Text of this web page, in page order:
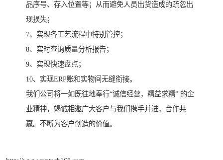
品序号、存入位置等；从而避免人员出货造成的疏忽出
现损失；
7、实现各工艺流程中特别管控；
8、实时查询质量分析报告；
9、实现快速盘点；
10、实现ERP账和实物间无缝衔接。
我们公司将一如既往地奉行“诚信经营，精益求精” 的企
业精神，竭诚相邀广大客户与我们携手并进，合作共
赢。不断为客户创造的价值。